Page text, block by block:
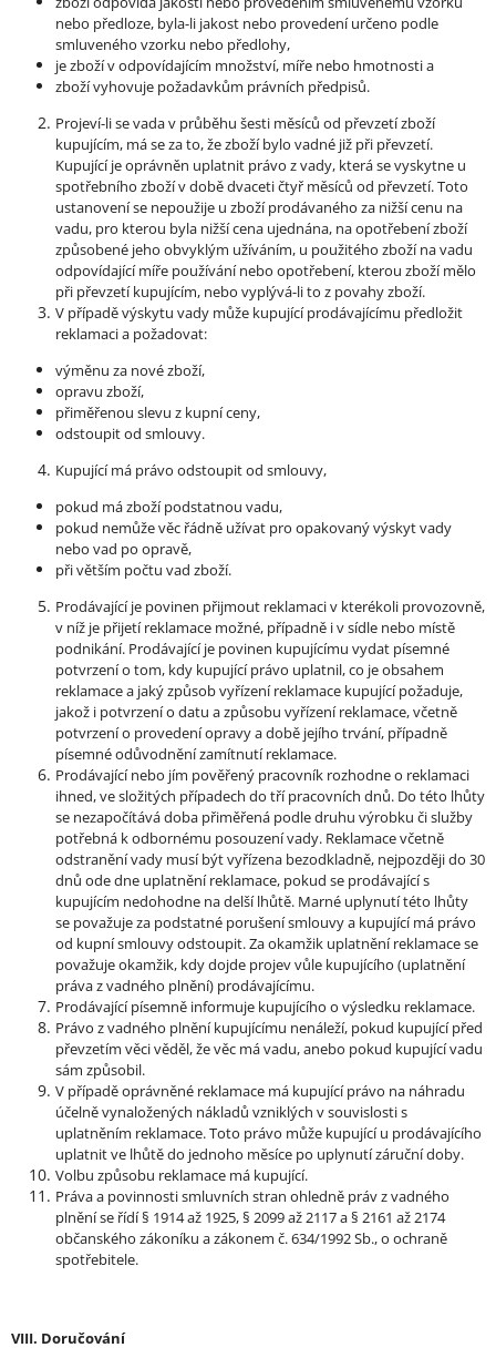
nebo předloze, byla-li jakost nebo provedení určeno podle
smluveného vzorku nebo předlohy,
je zboží v odpovídajícím množství, míře nebo hmotnosti a
zboží vyhovuje požadavkům právních předpisů.
Projeví-li se vada v průběhu šesti měsíců od převzetí zboží
kupujícím, má se za to, že zboží bylo vadné již při převzetí.
Kupující je oprávněn uplatnit právo z vady, která se vyskytne u
spotřebního zboží v době dvaceti čtyř měsíců od převzetí. Toto
ustanovení se nepoužije u zboží prodávaného za nižší cenu na
vadu, pro kterou byla nižší cena ujednána, na opotřebení zboží
způsobené jeho obvyklým užíváním, u použitého zboží na vadu
odpovídající míře používání nebo opotřebení, kterou zboží mělo
při převzetí kupujícím, nebo vyplývá-li to z povahy zboží.
V případě výskytu vady může kupující prodávajícímu předložit
reklamaci a požadovat:
výměnu za nové zboží,
opravu zboží,
přiměřenou slevu z kupní ceny,
odstoupit od smlouvy.
Kupující má právo odstoupit od smlouvy,
pokud má zboží podstatnou vadu,
pokud nemůže věc řádně užívat pro opakovaný výskyt vady
nebo vad po opravě,
při větším počtu vad zboží.
Prodávající je povinen přijmout reklamaci v kterékoli provozovně,
v níž je přijetí reklamace možné, případně i v sídle nebo místě
podnikání. Prodávající je povinen kupujícímu vydat písemné
potvrzení o tom, kdy kupující právo uplatnil, co je obsahem
reklamace a jaký způsob vyřízení reklamace kupující požaduje,
jakož i potvrzení o datu a způsobu vyřízení reklamace, včetně
potvrzení o provedení opravy a době jejího trvání, případně
písemné odůvodnění zamítnutí reklamace.
Prodávající nebo jím pověřený pracovník rozhodne o reklamaci
ihned, ve složitých případech do tří pracovních dnů. Do této lhůty
se nezapočítává doba přiměřená podle druhu výrobku či služby
potřebná k odbornému posouzení vady. Reklamace včetně
odstranění vady musí být vyřízena bezodkladně, nejpozději do 30
dnů ode dne uplatnění reklamace, pokud se prodávající s
kupujícím nedohodne na delší lhůtě. Marné uplynutí této lhůty
se považuje za podstatné porušení smlouvy a kupující má právo
od kupní smlouvy odstoupit. Za okamžik uplatnění reklamace se
považuje okamžik, kdy dojde projev vůle kupujícího (uplatnění
práva z vadného plnění) prodávajícímu.
Prodávající písemně informuje kupujícího o výsledku reklamace.
Právo z vadného plnění kupujícímu nenáleží, pokud kupující před
převzetím věci věděl, že věc má vadu, anebo pokud kupující vadu
sám způsobil.
V případě oprávněné reklamace má kupující právo na náhradu
účelně vynaložených nákladů vzniklých v souvislosti s
uplatněním reklamace. Toto právo může kupující u prodávajícího
uplatnit ve lhůtě do jednoho měsíce po uplynutí záruční doby.
Volbu způsobu reklamace má kupující.
Práva a povinnosti smluvních stran ohledně práv z vadného
plnění se řídí § 1914 až 1925, § 2099 až 2117 a § 2161 až 2174
občanského zákoníku a zákonem č. 634/1992 Sb., o ochraně
spotřebitele.
VIII. Doručování